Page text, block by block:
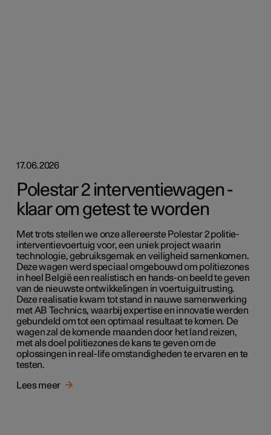
17.06.2026
Polestar 2 interventiewagen -
klaar om getest te worden
Met trots stellen we onze allereerste Polestar 2 politie-
interventievoertuig voor, een uniek project waarin
technologie, gebruiksgemak en veiligheid samenkomen.
Deze wagen werd speciaal omgebouwd om politiezones
in heel België een realistisch en hands-on beeld te geven
van de nieuwste ontwikkelingen in voertuiguitrusting.
Deze realisatie kwam tot stand in nauwe samenwerking
met AB Technics, waarbij expertise en innovatie werden
gebundeld om tot een optimaal resultaat te komen. De
wagen zal de komende maanden door het land reizen,
met als doel politiezones de kans te geven om de
oplossingen in real-life omstandigheden te ervaren en te
testen.
Lees meer